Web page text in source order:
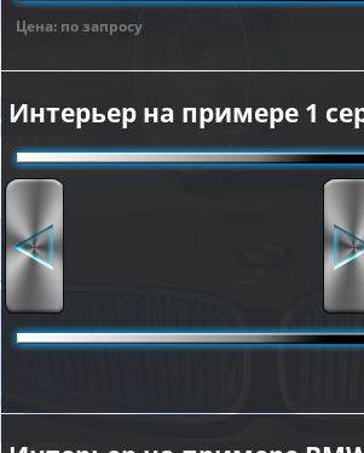
Цена: по запросу
Интерьер на примере 1